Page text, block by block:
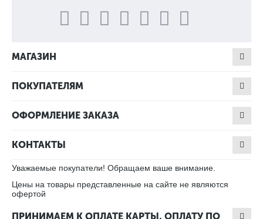
МАГАЗИН
ПОКУПАТЕЛЯМ
ОФОРМЛЕНИЕ ЗАКАЗА
КОНТАКТЫ
Уважаемые покупатели! Обращаем ваше внимание.
Цены на товары представленные на сайте не являются
офертой
ПРИНИМАЕМ К ОПЛАТЕ КАРТЫ, ОПЛАТУ ПО